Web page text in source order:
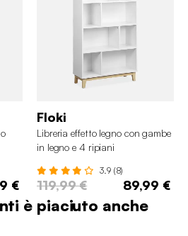
€
Floki
Libreria effetto legno con gambe
in legno e 4 ripiani
3.9 (8)
119,99 € 89,99 €
è piaciuto anche